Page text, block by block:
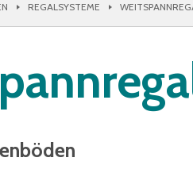
REGALSYSTEME